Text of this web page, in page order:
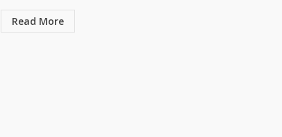
Read More